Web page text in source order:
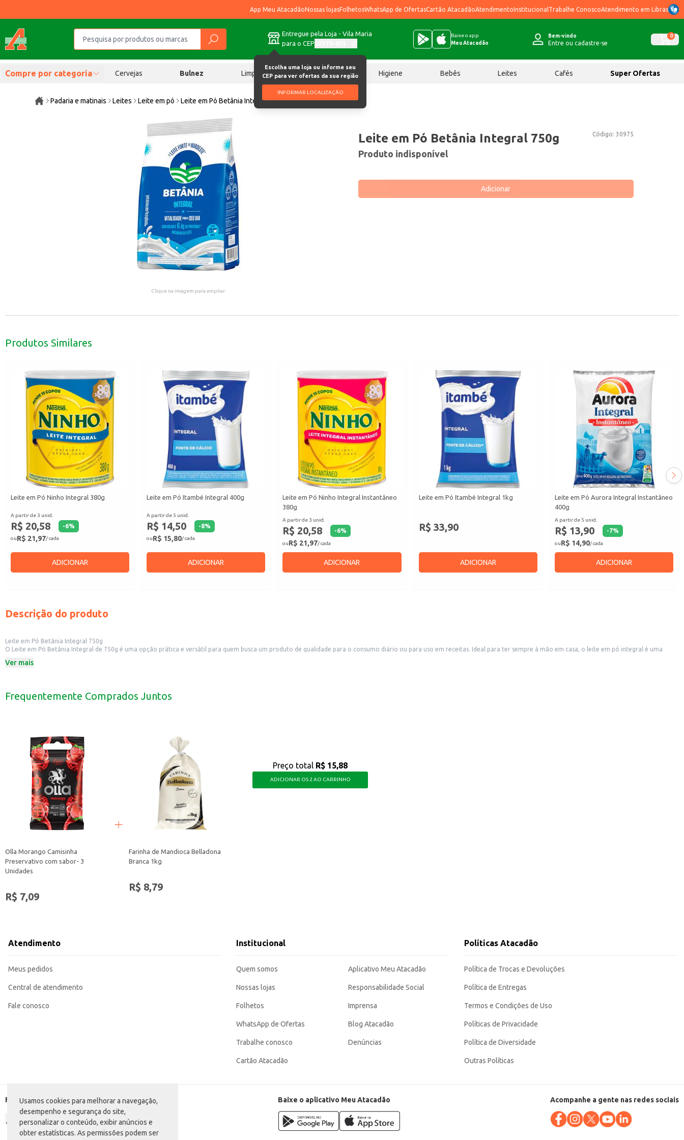
Usamos cookies para melhorar a navegação,
desempenho e segurança do site,
personalizar o conteúdo, exibir anúncios e
obter estatísticas. As permissões podem ser
App Meu AtacadãoNossas lojasFolhetosWhatsApp de OfertasCartão AtacadãoAtendimentoInstitucional Trabalhe ConoscoAtendimento em Libras
Entregue pela Loja - Vila Maria
para o CEP
Escolha uma loja ou informe seu
CEP para ver ofertas da sua região
INFORMAR LOCALIZAÇÃO
Baixe o app
Meu Atacadão
Bem-vindo
Entre ou cadastre-se
0
Compre por categoria Cervejas Bulnez Limpeza Chocolates Higiene Bebês Leites Cafés Super Ofertas
Padaria e matinais Leites Leite em pó Leite em Pó Betânia Integral 750g
Clique na imagem para ampliar.
Código: 30975
Leite em Pó Betânia Integral 750g
Produto indisponível
Adicionar
Produtos Similares
Leite em Pó Ninho Integral 380g
A partir de 3 unid.
R$ 20,58 -6%
ouR$ 21,97/ cada
ADICIONAR
Leite em Pó Itambé Integral 400g
A partir de 5 unid.
R$ 14,50 -8%
ouR$ 15,80/ cada
ADICIONAR
Leite em Pó Ninho Integral Instantâneo
380g
A partir de 3 unid.
R$ 20,58 -6%
ouR$ 21,97/ cada
ADICIONAR
Leite em Pó Itambé Integral 1kg
R$ 33,90
ADICIONAR
Leite em Pó Aurora Integral Instantâneo
400g
A partir de 5 unid.
R$ 13,90 -7%
ouR$ 14,90/ cada
ADICIONAR
Descrição do produto
Leite em Pó Betânia Integral 750g
O Leite em Pó Betânia Integral de 750g é uma opção prática e versátil para quem busca um produto de qualidade para o consumo diário ou para uso em receitas. Ideal para ter sempre à mão em casa, o leite em pó integral é uma
O Leite em Pó Betânia Integral pode ser utilizado de diversas formas:
Com o Leite em Pó Betânia Integral, você tem a praticidade de um produto que pode ser usado em diversas receitas e momentos do dia a dia, garantindo o sabor e os benefícios do leite integral.
Ver mais
Frequentemente Comprados Juntos
Olla Morango Camisinha
Preservativo com sabor- 3
Unidades
R$ 7,09
Farinha de Mandioca Belladona
Branca 1kg
R$ 8,79
Preço total R$ 15,88
ADICIONAR OS 2 AO CARRINHO
Atendimento
Meus pedidos
Central de atendimento
Fale conosco
Institucional
Quem somos
Nossas lojas
Folhetos
WhatsApp de Ofertas
Trabalhe conosco
Cartão Atacadão
Aplicativo Meu Atacadão
Responsabilidade Social
Imprensa
Blog Atacadão
Denúncias
Políticas Atacadão
Política de Trocas e Devoluções
Política de Entregas
Termos e Condições de Uso
Políticas de Privacidade
Política de Diversidade
Outras Políticas
Formas de pagamento Baixe o aplicativo Meu Atacadão Acompanhe a gente nas redes sociais